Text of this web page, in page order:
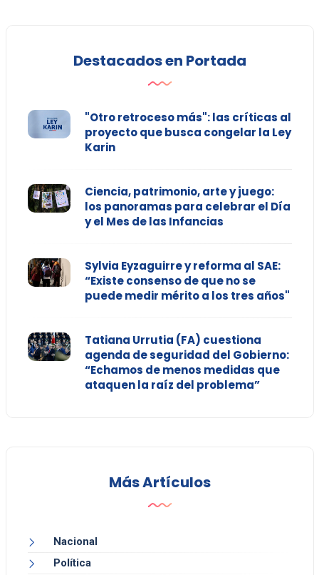
Destacados en Portada
"Otro retroceso más": las críticas al
proyecto que busca congelar la Ley
Karin
Ciencia, patrimonio, arte y juego:
los panoramas para celebrar el Día
y el Mes de las Infancias
Sylvia Eyzaguirre y reforma al SAE:
“Existe consenso de que no se
puede medir mérito a los tres años"
Tatiana Urrutia (FA) cuestiona
agenda de seguridad del Gobierno:
“Echamos de menos medidas que
ataquen la raíz del problema”
Más Artículos
Nacional
Política